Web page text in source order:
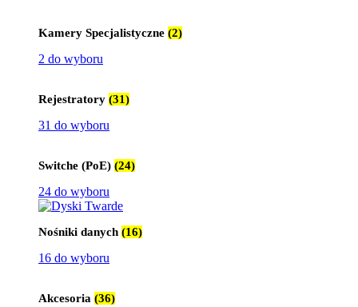
Kamery Specjalistyczne (2)
2 do wyboru
Rejestratory (31)
31 do wyboru
Switche (PoE) (24)
24 do wyboru
Nośniki danych (16)
16 do wyboru
Akcesoria (36)